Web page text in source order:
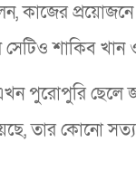
কাজের প্রয়োজনে
শাকিব খান
পুরোপুরি ছেলে
তার কোনো